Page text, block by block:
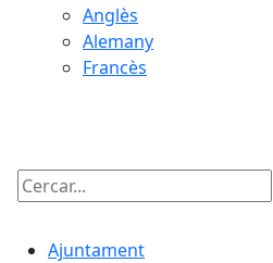
Anglès
Alemany
Francès
Cercar:
Ajuntament